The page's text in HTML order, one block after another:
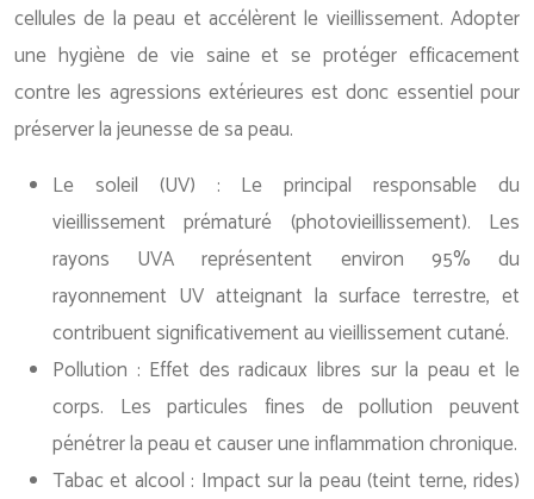
cellules de la peau et accélèrent le vieillissement. Adopter
une hygiène de vie saine et se protéger efficacement
contre les agressions extérieures est donc essentiel pour
préserver la jeunesse de sa peau.
Le soleil (UV) : Le principal responsable du
vieillissement prématuré (photovieillissement). Les
rayons UVA représentent environ 95% du
rayonnement UV atteignant la surface terrestre, et
contribuent significativement au vieillissement cutané.
Pollution : Effet des radicaux libres sur la peau et le
corps. Les particules fines de pollution peuvent
pénétrer la peau et causer une inflammation chronique.
Tabac et alcool : Impact sur la peau (teint terne, rides)